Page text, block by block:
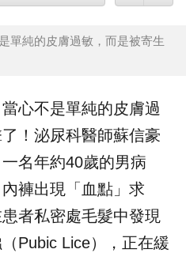
單純的皮膚過敏，而是被寄生
心不是單純的皮膚過
！泌尿科醫師蘇信豪
名年約40歲的男病
褲出現「血點」求
者私密處毛髮中發現
（Pubic Lice），正在緩